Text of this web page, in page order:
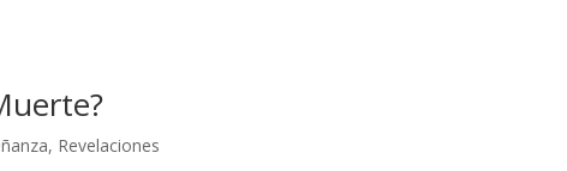
, Revelaciones